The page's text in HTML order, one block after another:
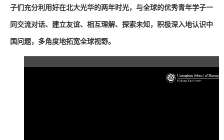
子们充分利用好在北大光华的两年时光，与全球的优秀青年学子一
同交流对话、建立友谊、相互理解、探索未知，积极深入地认识中
国问题，多角度地拓宽全球视野。